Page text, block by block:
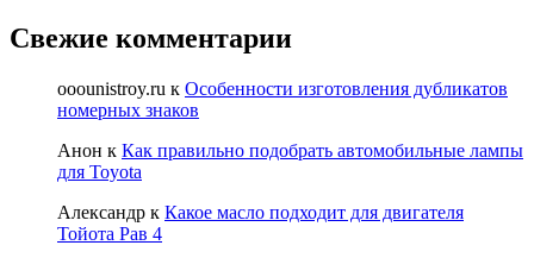
Свежие комментарии
ooounistroy.ru к Особенности изготовления дубликатов
номерных знаков
Анон к Как правильно подобрать автомобильные лампы
для Toyota
Александр к Какое масло подходит для двигателя
Тойота Рав 4